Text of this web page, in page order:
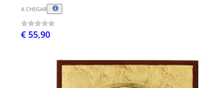
A CHEGAR
€ 55,90